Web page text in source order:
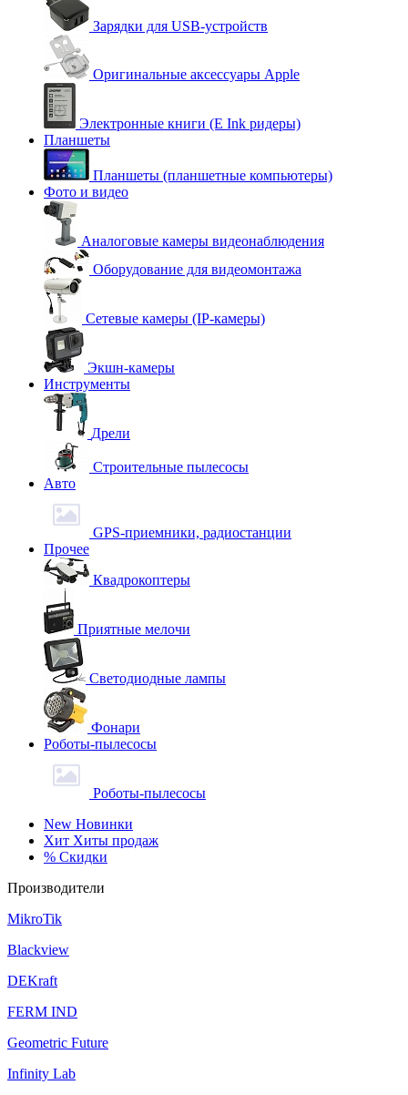
Зарядки для USB-устройств
Оригинальные аксессуары Apple
Электронные книги (E Ink ридеры)
Планшеты
Планшеты (планшетные компьютеры)
Фото и видео
Аналоговые камеры видеонаблюдения
Оборудование для видеомонтажа
Сетевые камеры (IP-камеры)
Экшн-камеры
Инструменты
Дрели
Строительные пылесосы
Авто
GPS-приемники, радиостанции
Прочее
Квадрокоптеры
Приятные мелочи
Светодиодные лампы
Фонари
Роботы-пылесосы
Роботы-пылесосы
New Новинки
Хит Хиты продаж
% Скидки
Производители
MikroTik
Blackview
DEKraft
FERM IND
Geometric Future
Infinity Lab